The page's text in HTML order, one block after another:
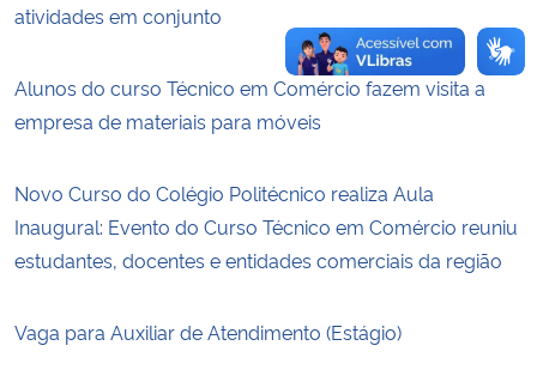
atividades em conjunto
Alunos do curso Técnico em Comércio fazem visita a
empresa de materiais para móveis
Novo Curso do Colégio Politécnico realiza Aula
Inaugural: Evento do Curso Técnico em Comércio reuniu
estudantes, docentes e entidades comerciais da região
Vaga para Auxiliar de Atendimento (Estágio)